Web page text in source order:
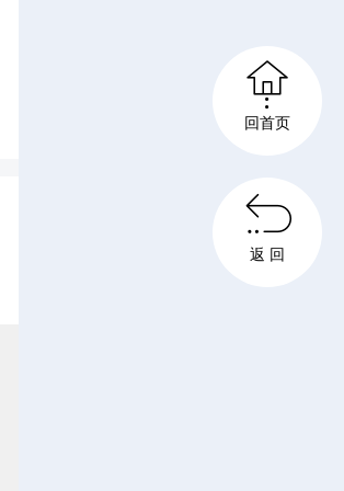

回首页

返 回